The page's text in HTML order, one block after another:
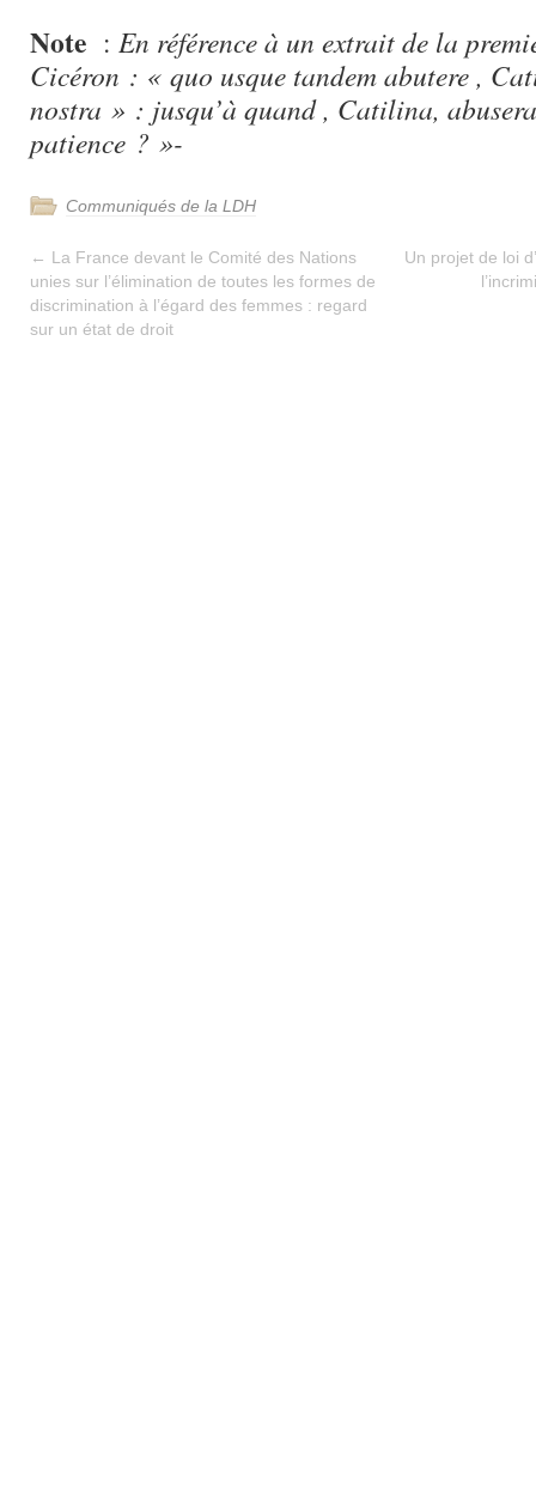
Note : En référence à un extrait de la
Cicéron : « quo usque tandem abutere ,
nostra » : jusqu’à quand , Catilina,
patience ? »-
Communiqués de la LDH
← La France devant le Comité des Nations
unies sur l’élimination de toutes les formes de
discrimination à l’égard des femmes : regard
sur un état de droit
Un projet de loi